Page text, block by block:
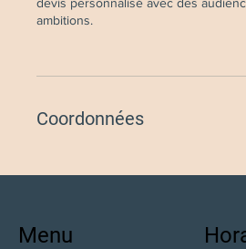
ambitions.
Coordonnées
Menu